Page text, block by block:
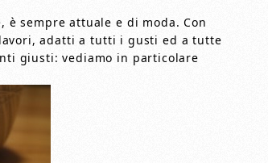
sempre attuale e di moda. Con
adatti a tutti i gusti ed a tutte
giusti: vediamo in particolare